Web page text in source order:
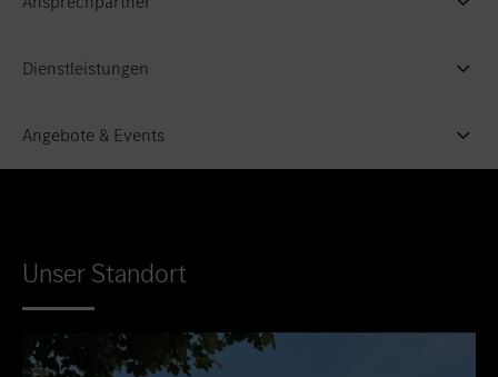
Dienstleistungen
Angebote & Events
Unser Standort